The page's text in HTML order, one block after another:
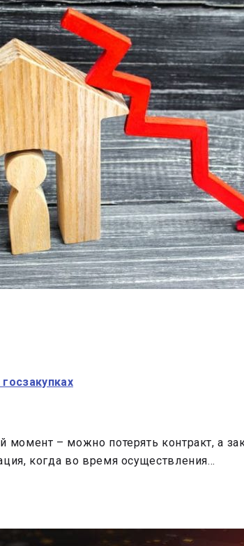
момент – можно потерять контракт, а
когда во время осуществления…